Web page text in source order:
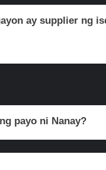
ay supplier ng
payo ni Nanay?